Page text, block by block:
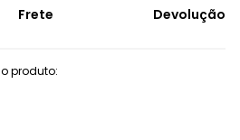
Frete Devolução
produto: